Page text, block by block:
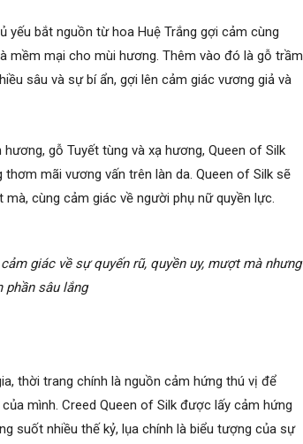
yếu bắt nguồn từ hoa Huệ Trắng gợi cảm cùng
mềm mại cho mùi hương. Thêm vào đó là gỗ trầm
sâu và sự bí ẩn, gợi lên cảm giác vương giả và
gỗ Tuyết tùng và xạ hương, Queen of Silk
mãi vương vấn trên làn da. Queen of Silk sẽ
cùng cảm giác về người phụ nữ quyền lực.
giác về sự quyến rũ, quyền uy, mượt mà nhưng
phần sâu lắng
thời trang chính là nguồn cảm hứng thú vị để
mình. Creed Queen of Silk được lấy cảm hứng
suốt nhiều thế kỷ, lụa chính là biểu tượng của sự